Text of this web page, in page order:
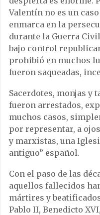
Valentín no es un
enmarca en la
durante la Guerra
bajo control
prohibió en muchos
fueron saqueadas,
Sacerdotes, monjas y
fueron arrestados,
muchos casos,
por representar, a
y marxistas, una
antiguo” español.
Con el paso de las
aquellos fallecidos
mártires y
Pablo II, Benedicto XVI,